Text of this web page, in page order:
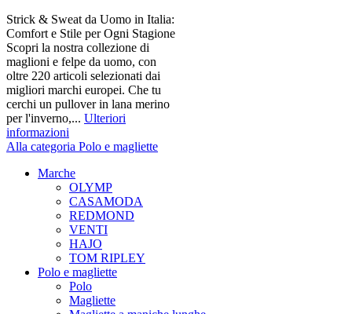
Strick & Sweat da Uomo in Italia:
Comfort e Stile per Ogni Stagione
Scopri la nostra collezione di
maglioni e felpe da uomo, con
oltre 220 articoli selezionati dai
migliori marchi europei. Che tu
cerchi un pullover in lana merino
per l'inverno,... Ulteriori
informazioni
Alla categoria Polo e magliette
Marche
OLYMP
CASAMODA
REDMOND
VENTI
HAJO
TOM RIPLEY
Polo e magliette
Polo
Magliette